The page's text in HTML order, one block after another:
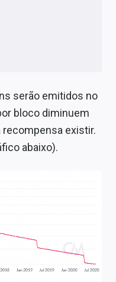
serão emitidos no
bloco diminuem
recompensa existir.
abaixo).